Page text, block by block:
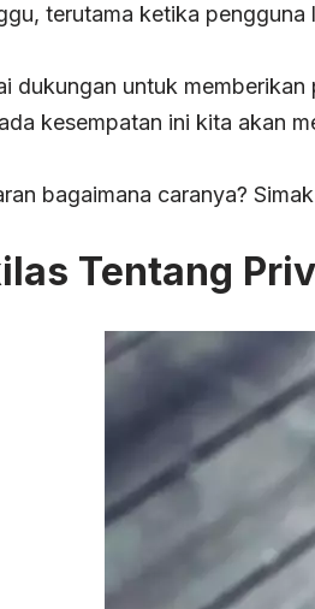
terutama ketika pengguna
dukungan untuk
kesempatan ini kita akan
bagaimana caranya?
Tentang